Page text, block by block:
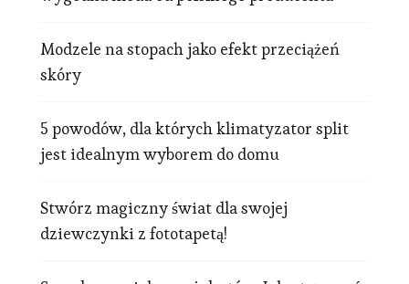
Modzele na stopach jako efekt przeciążeń
skóry
5 powodów, dla których klimatyzator split
jest idealnym wyborem do domu
Stwórz magiczny świat dla swojej
dziewczynki z fototapetą!